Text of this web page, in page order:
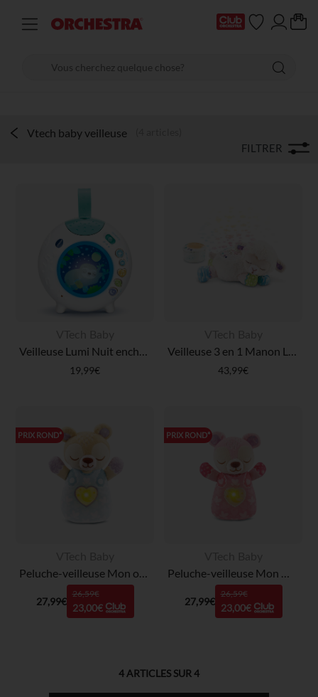
Vtech baby veilleuse
FILTRER
19,99€ 43,99€
PRIX ROND*
Peluche-veilleuse Mon ourson Lumi dodo
27,99€
26,59€
23,00€
PRIX ROND*
Peluche-veilleuse Mon Ourson Lumi dodo Rose
27,99€
26,59€
23,00€
4 ARTICLES SUR 4